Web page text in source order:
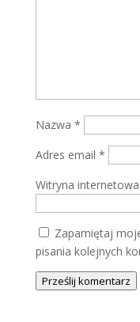
Nazwa *
Adres email *
Witryna internetowa
Zapamiętaj
pisania kolejnych
Prześlij komentarz